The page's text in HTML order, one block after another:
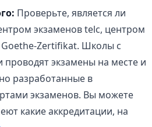
Проверьте, является ли
экзаменов telc, центром
Zertifikat. Школы с
экзамены на месте и
разработанные в
экзаменов. Вы можете
какие аккредитации, на